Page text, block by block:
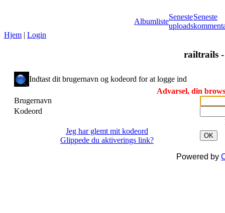
Albumliste
Seneste
uploads
Seneste
Hjem | Login
railtrails
Indtast dit brugernavn og kodeord for at logge ind
Advarsel, din
Brugernavn
Kodeord
Jeg har glemt mit kodeord
Glippede du aktiverings link?
OK
Powered by